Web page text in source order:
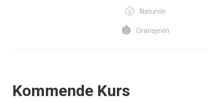
Naturvin
Oransjevin
Events
Kommende Kurs